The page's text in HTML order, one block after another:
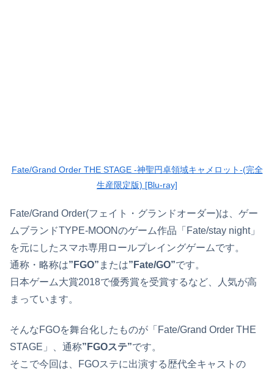
Fate/Grand Order THE STAGE -神聖円卓領域キャメロット-(完全
生産限定版) [Blu-ray]
Fate/Grand Order(フェイト・グランドオーダー)は、ゲー
ムブランドTYPE-MOONのゲーム作品「Fate/stay night」
を元にしたスマホ専用ロールプレイングゲームです。
通称・略称は”FGO” または”Fate/GO”です。
日本ゲーム大賞2018で優秀賞を受賞するなど、人気が高
まっています。
そんなFGOを舞台化したものが「Fate/Grand Order THE
STAGE」、通称”FGOステ”です。
そこで今回は、FGOステに出演する歴代全キャストの